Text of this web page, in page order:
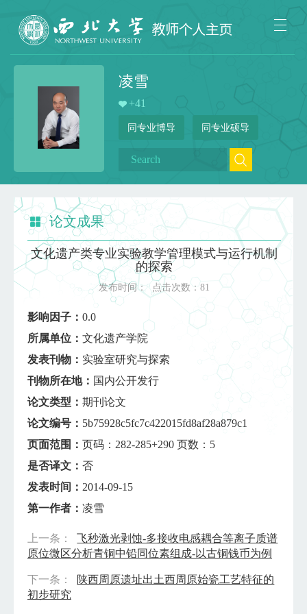
凌雪
+41
同专业博导 同专业硕导
论文成果
文化遗产类专业实验教学管理模式与运行机制
的探索
发布时间： 点击次数：81
影响因子： 0.0
所属单位： 文化遗产学院
发表刊物： 实验室研究与探索
刊物所在地： 国内公开发行
论文类型： 期刊论文
论文编号： 5b75928c5fc7c422015fd8af28a879c1
页面范围： 页码：282-285+290 页数：5
是否译文： 否
发表时间： 2014-09-15
第一作者： 凌雪
上一条：
飞秒激光剥蚀-多接收电感耦合等离子质谱
原位微区分析青铜中铅同位素组成-以古铜钱币为例
下一条：
陕西周原遗址出土西周原始瓷工艺特征的
初步研究